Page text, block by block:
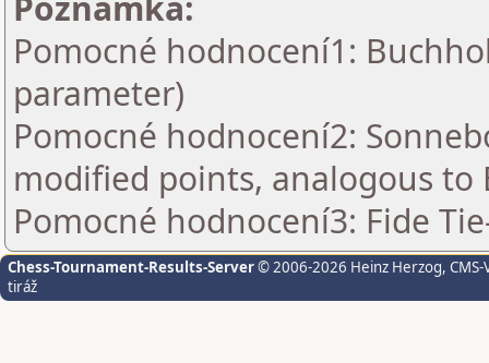
Pomocné hodnocení1:
parameter)
Pomocné hodnocení2:
modified points, analogous to
Pomocné hodnocení3: Fide
Chess-Tournament-Results-Server© 2006-2026 Heinz Herzog,
tiráž